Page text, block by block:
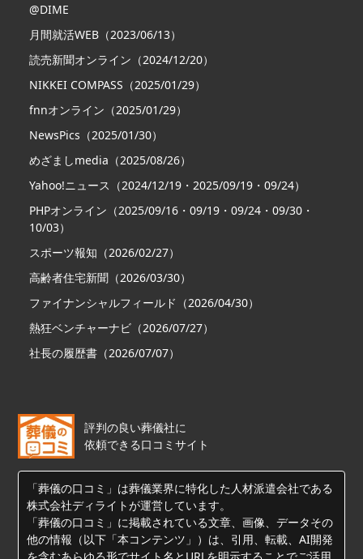
@DIME
月間就活WEB（2023/06/13）
読売新聞オンライン（2024/12/20）
NIKKEI COMPASS（2025/01/29）
fnnオンライン（2025/01/29）
NewsPics（2025/01/30）
めざましmedia（2025/08/26）
Yahoo!ニュース（2024/12/19・2025/09/19・09/24）
PHPオンライン（2025/09/16・09/19・09/24・09/30・
10/03）
スポーツ報知（2026/02/27）
高齢者住宅新聞（2026/03/30）
ファイナンシャルフィールド（2026/04/30）
熱狂ベンチャーナビ（2026/07/27）
社長の履歴書（2026/07/07）
評判の良い葬儀社に
依頼できる口コミサイト
「葬儀の口コミ」は葬儀業界に特化した人材派遣会社である
株式会社ディライトが運営しています。
「葬儀の口コミ」に掲載されている文章、画像、データその
他の情報（以下「本コンテンツ」）は、引用、転載、AI開発
を含むあらゆる形でサイト名とURLを明示することでご活用